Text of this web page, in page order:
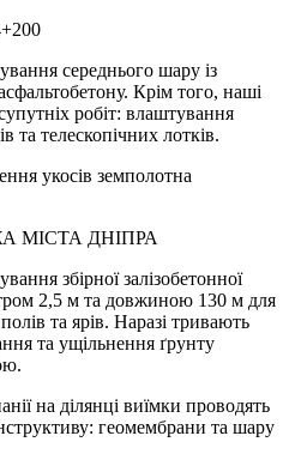
середнього шару із
Крім того, наші
робіт: влаштування
та телескопічних лотків.
укосів земполотна
МІСТА ДНІПРА
збірної залізобетонної
2,5 м та довжиною 130 м для
та ярів. Наразі тривають
та ущільнення ґрунту
на ділянці виїмки проводять
геомембрани та шару